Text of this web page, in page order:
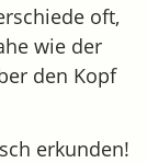
oft,
wie der
den Kopf
erkunden!